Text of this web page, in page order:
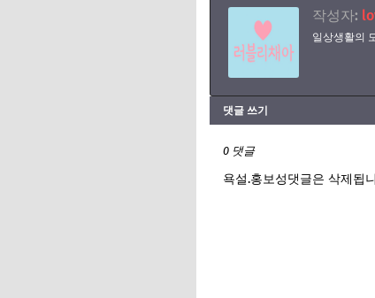
작성자:
일상생활의
댓글 쓰기
0 댓글
욕설.홍보성댓글은 삭제됩